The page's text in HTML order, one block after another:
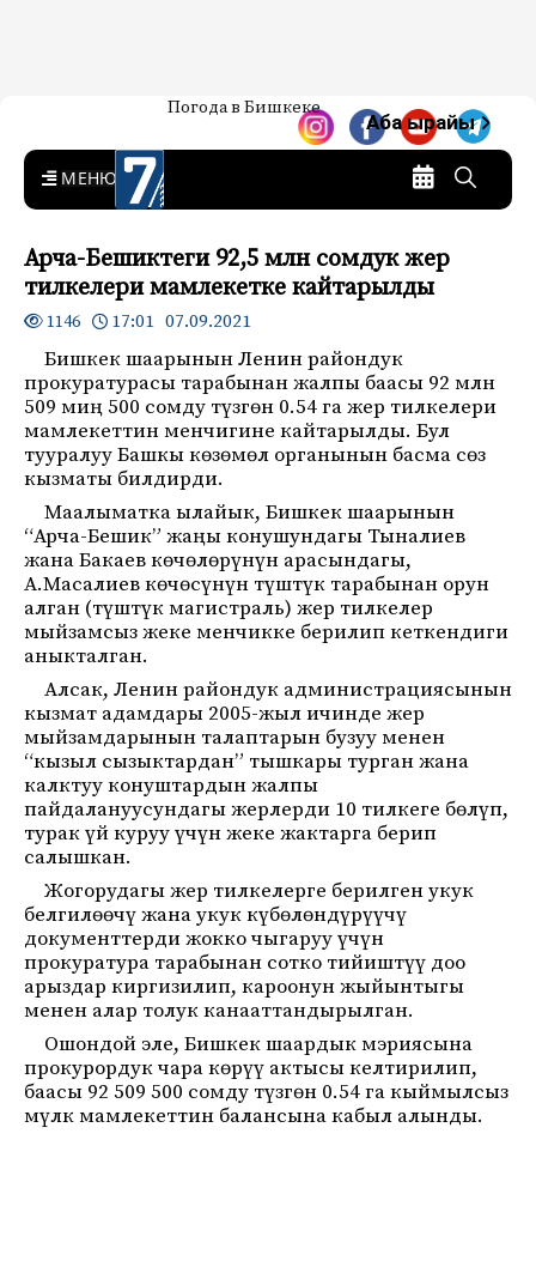
7-канал. Жаңылыктар —
Кыргызстан
Жаңылыктар — Кыргызстан
Погода в Бишкеке
Аба ырайы
MENU
Арча-Бешиктеги 92,5 млн сомдук жер
тилкелери мамлекетке кайтарылды
1146 17:01 07.09.2021
Бишкек шаарынын Ленин райондук
прокуратурасы тарабынан жалпы баасы 92 млн
509 миң 500 сомду түзгөн 0.54 га жер тилкелери
мамлекеттин менчигине кайтарылды. Бул
тууралуу Башкы көзөмөл органынын басма сөз
кызматы билдирди.
Маалыматка ылайык, Бишкек шаарынын
“Арча-Бешик” жаңы конушундагы Тыналиев
жана Бакаев көчөлөрүнүн арасындагы,
А.Масалиев көчөсүнүн түштүк тарабынан орун
алган (түштүк магистраль) жер тилкелер
мыйзамсыз жеке менчикке берилип кеткендиги
аныкталган.
Алсак, Ленин райондук администрациясынын
кызмат адамдары 2005-жыл ичинде жер
мыйзамдарынын талаптарын бузуу менен
“кызыл сызыктардан” тышкары турган жана
калктуу конуштардын жалпы
пайдалануусундагы жерлерди 10 тилкеге бөлүп,
турак үй куруу үчүн жеке жактарга берип
салышкан.
Жогорудагы жер тилкелерге берилген укук
белгилөөчү жана укук күбөлөндүрүүчү
документтерди жокко чыгаруу үчүн
прокуратура тарабынан сотко тийиштүү доо
арыздар киргизилип, кароонун жыйынтыгы
менен алар толук канааттандырылган.
Ошондой эле, Бишкек шаардык мэриясына
прокурордук чара көрүү актысы келтирилип,
баасы 92 509 500 сомду түзгөн 0.54 га кыймылсыз
мүлк мамлекеттин балансына кабыл алынды.